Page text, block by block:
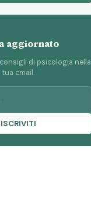
aggiornato
di psicologia nella
tua email.
ISCRIVITI